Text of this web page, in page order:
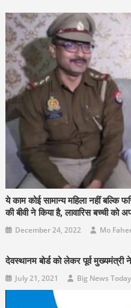
ये काम कोई सामान्य महिला नहीं बल्कि
की बीवी ने किया है, लावारिस बच्ची
December 24, 2022 Mo
देवस्थानम बोर्ड को लेकर पूर्व मुख्यमंत्री
July 21, 2021 Big News Today